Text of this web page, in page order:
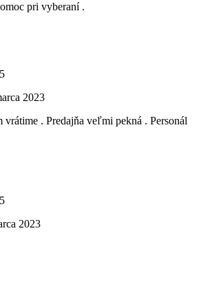
pri vyberaní .
2023
vrátime . Predajňa veľmi pekná . Personál
2023